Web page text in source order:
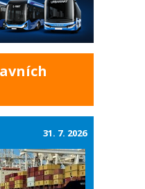
31. 7. 2026